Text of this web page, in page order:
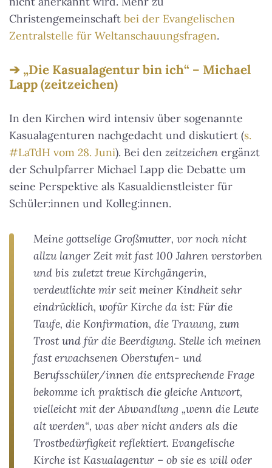
Christengemeinschaft bei der Evangelischen
Zentralstelle für Weltanschauungsfragen.
„Die Kasualagentur bin ich“ – Michael
Lapp (zeitzeichen)
In den Kirchen wird intensiv über sogenannte
Kasualagenturen nachgedacht und diskutiert (s.
#LaTdH vom 28. Juni). Bei den zeitzeichen ergänzt
der Schulpfarrer Michael Lapp die Debatte um
seine Perspektive als Kasualdienstleister für
Schüler:innen und Kolleg:innen.
Meine gottselige Großmutter, vor noch nicht
allzu langer Zeit mit fast 100 Jahren verstorben
und bis zuletzt treue Kirchgängerin,
verdeutlichte mir seit meiner Kindheit sehr
eindrücklich, wofür Kirche da ist: Für die
Taufe, die Konfirmation, die Trauung, zum
Trost und für die Beerdigung. Stelle ich meinen
fast erwachsenen Oberstufen- und
Berufsschüler/innen die entsprechende Frage
bekomme ich praktisch die gleiche Antwort,
vielleicht mit der Abwandlung „wenn die Leute
alt werden“, was aber nicht anders als die
Trostbedürfigkeit reflektiert. Evangelische
Kirche ist Kasualagentur – ob sie es will oder